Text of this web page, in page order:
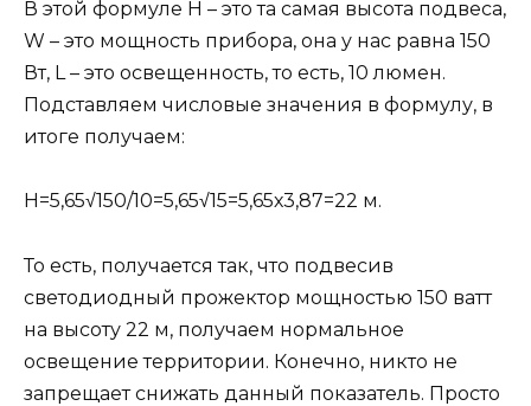
В этой формуле Н – это та самая высота подвеса,
W – это мощность прибора, она у нас равна 150
Вт, L – это освещенность, то есть, 10 люмен.
Подставляем числовые значения в формулу, в
итоге получаем:
Н=5,65√150/10=5,65√15=5,65х3,87=22 м.
То есть, получается так, что подвесив
светодиодный прожектор мощностью 150 ватт
на высоту 22 м, получаем нормальное
освещение территории. Конечно, никто не
запрещает снижать данный показатель. Просто